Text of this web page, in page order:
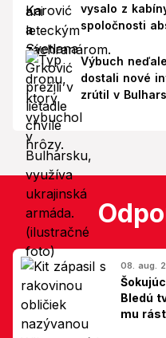
vysalo z
spoločnosti
Výbuch
dostali nové
zrútil v
08. aug.
Bledú
mu